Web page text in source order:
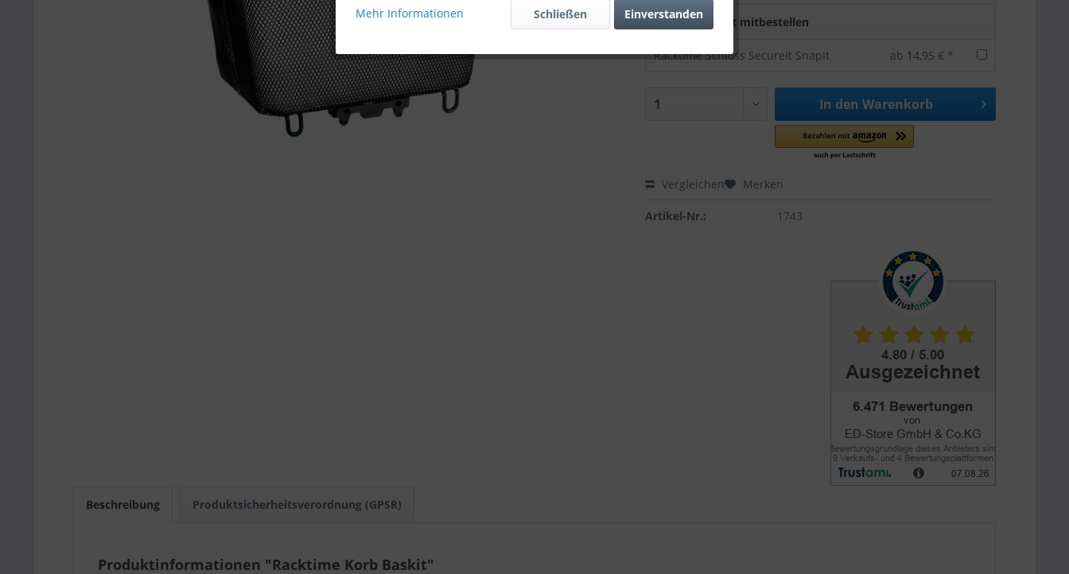
Zubehör direkt mitbestellen
Racktime Schloss SecureIt SnapIt ab 14,95 € *
In den Warenkorb
Vergleichen Merken
Artikel-Nr.: 1743
Beschreibung Produktsicherheitsverordnung (GPSR)
Produktinformationen "Racktime Korb Baskit"
Mehr Informationen Einverstanden
Schließen